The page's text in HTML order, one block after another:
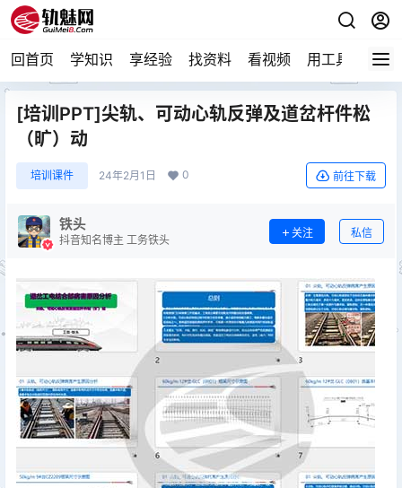
回首页 学知识 享经验 找资料 看视频 用工具 论技
[培训PPT]尖轨、可动心轨反弹及道岔杆件松
（旷）动
培训课件 24年2月1日 0 前往下载
铁头
抖音知名博主 工务铁头
关注 私信